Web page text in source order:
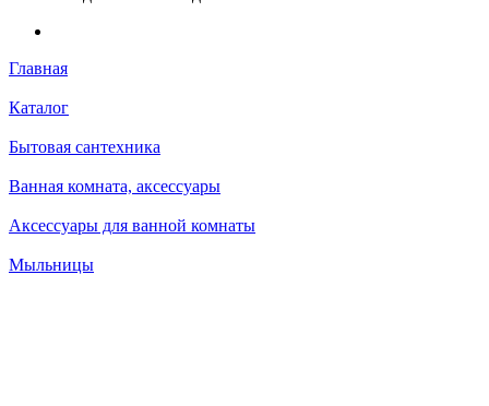
Главная
Каталог
Бытовая сантехника
Ванная комната, аксессуары
Аксессуары для ванной комнаты
Мыльницы